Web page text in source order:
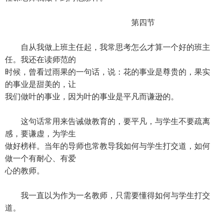
第四节
自从我做上班主任起，我常思考怎么才算一个好的班主
任。我还在读师范的
时候，曾看过雨果的一句话，说：花的事业是尊贵的，果实
的事业是甜美的，让
我们做叶的事业，因为叶的事业是平凡而谦逊的。
这句话常用来告诫做教育的，要平凡，与学生不要疏离
感，要谦虚，为学生
做好榜样。当年的导师也常教导我如何与学生打交道，如何
做一个有耐心、有爱
心的教师。
我一直以为作为一名教师，只需要懂得如何与学生打交
道。